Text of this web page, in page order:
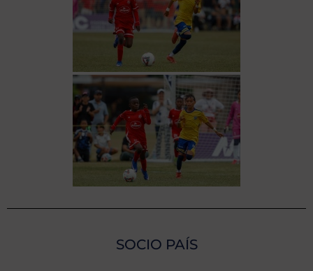
SOCIO PAÍS